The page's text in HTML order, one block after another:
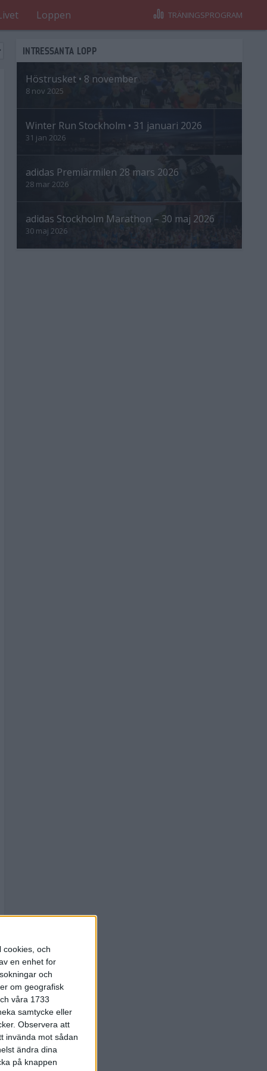
cookies, och
en enhet for
och
om geografisk
våra 1733
samtycke eller
Observera att
invända mot sådan
ändra dina
på knappen
Loppen TRÄNINGSPROGRAM
INTRESSANTA LOPP
Höstrusket • 8 november
8 nov 2025
Winter Run Stockholm • 31 januari 2026
31 jan 2026
adidas Premiärmilen 28 mars 2026
28 mar 2026
adidas Stockholm Marathon – 30 maj 2026
30 maj 2026